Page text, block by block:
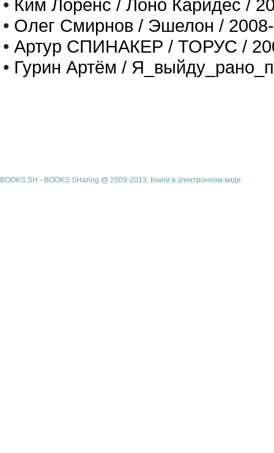
• Ким Лоренс / Лоно Каридес /
• Олег Смирнов / Эшелон /
• Артур СПИНАКЕР / ТОРУС /
• Гурин Артём /
BOOKS.SH - BOOKS SHaring @ 2009-2013, Книги в электронном виде.